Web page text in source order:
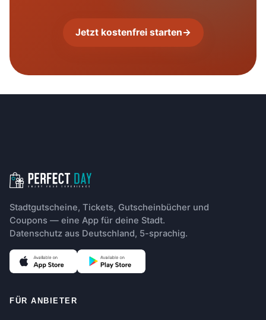
Jetzt kostenfrei starten→
Stadtgutscheine, Tickets, Gutscheinbücher und
Coupons — eine App für deine Stadt.
Datenschutz aus Deutschland, 5-sprachig.
FÜR ANBIETER